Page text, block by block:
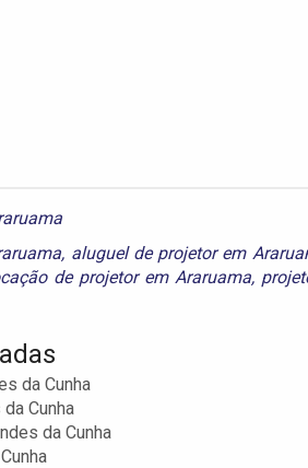
, aluguel de projetor em
de projetor em Araruama,
da Cunha
Cunha
da Cunha